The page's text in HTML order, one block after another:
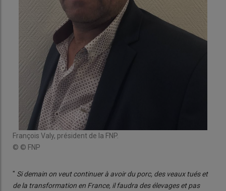
François Valy, président de la FNP.
© © FNP
" Si demain on veut continuer à avoir du porc, des veaux tués et
de la transformation en France, il faudra des élevages et pas